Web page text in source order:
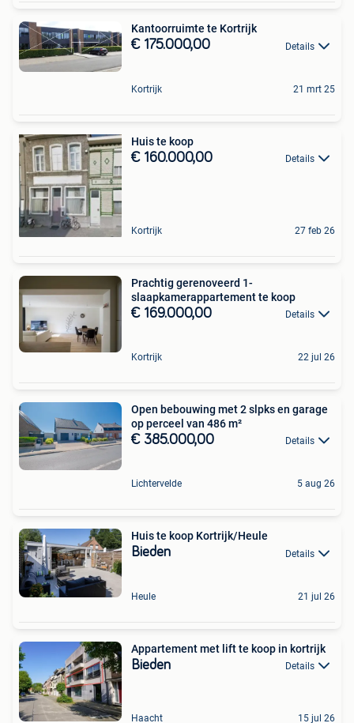
Kantoorruimte te Kortrijk
€ 175.000,00 Details
Kortrijk 21 mrt 25
Huis te koop
€ 160.000,00 Details
Kortrijk 27 feb 26
Prachtig gerenoveerd 1-
slaapkamerappartement te koop
€ 169.000,00 Details
Kortrijk 22 jul 26
Open bebouwing met 2 slpks en garage
op perceel van 486 m²
€ 385.000,00 Details
Lichtervelde 5 aug 26
Huis te koop Kortrijk/Heule
Bieden Details
Heule 21 jul 26
Appartement met lift te koop in kortrijk
Bieden Details
Haacht 15 jul 26